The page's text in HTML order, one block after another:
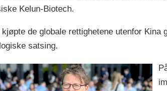
Kelun-Biotech.
kjøpte de globale rettighetene utenfor
satsing.